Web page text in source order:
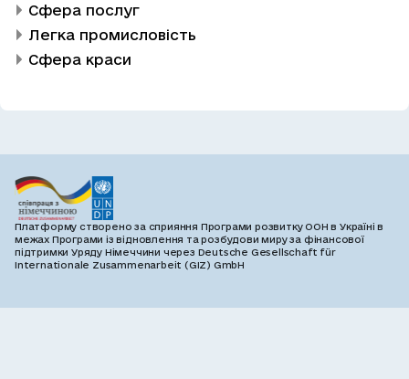
Сфера послуг
Легка промисловість
Сфера краси
Платформу створено за сприяння Програми розвитку ООН в Україні в
межах Програми із відновлення та розбудови миру за фінансової
підтримки Уряду Німеччини через Deutsche Gesellschaft für
Internationale Zusammenarbeit (GIZ) GmbH